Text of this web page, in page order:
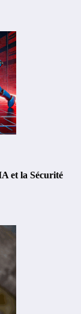
et la Sécurité